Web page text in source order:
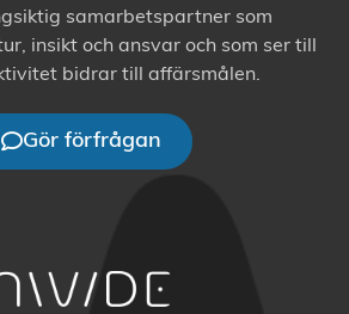
samarbetspartner som
insikt och ansvar och som ser till
bidrar till affärsmålen.
Gör förfrågan